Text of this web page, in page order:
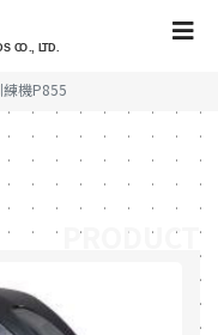
機P855
PRODUCT